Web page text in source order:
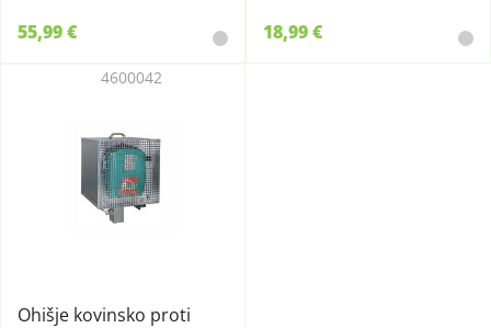
55,99 € 18,99 €
Ohišje kovinsko proti
4600042